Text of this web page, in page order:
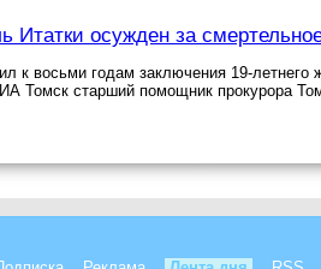
Итатки осужден за
к восьми годам заключения 19-
Томск старший помощник прокурора